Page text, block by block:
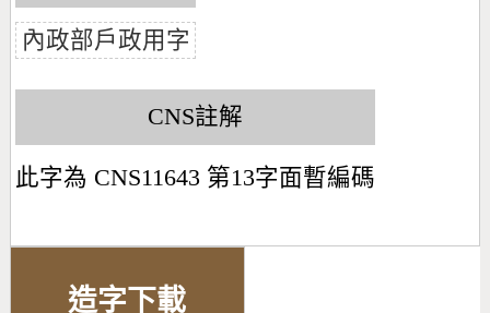
內政部戶政用字
CNS註解
此字為 CNS11643 第13字面暫編碼
造字下載